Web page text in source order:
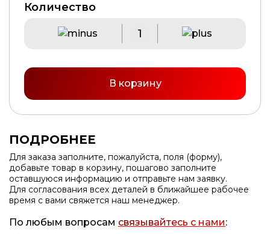
Количество
В корзину
ПОДРОБНЕЕ
Для заказа заполните, пожалуйста, поля (форму),
добавьте товар в корзину, пошагово заполните
оставшуюся информацию и отправьте нам заявку.
Для согласования всех деталей в ближайшее рабочее
время с вами свяжется наш менеджер.
По любым вопросам связывайтесь с нами: